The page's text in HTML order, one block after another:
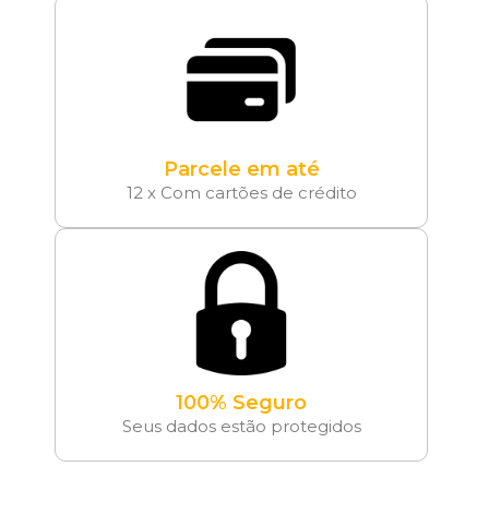
Parcele em até
12 x Com cartões de crédito
100% Seguro
Seus dados estão protegidos